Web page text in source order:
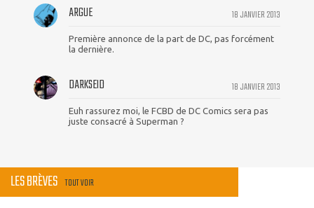
18 JANVIER 2013
ARGUE
Première annonce de la part de DC, pas forcément
la dernière.
18 JANVIER 2013
DARKSEID
Euh rassurez moi, le FCBD de DC Comics sera pas
juste consacré à Superman ?
LES BRÈVES TOUT VOIR